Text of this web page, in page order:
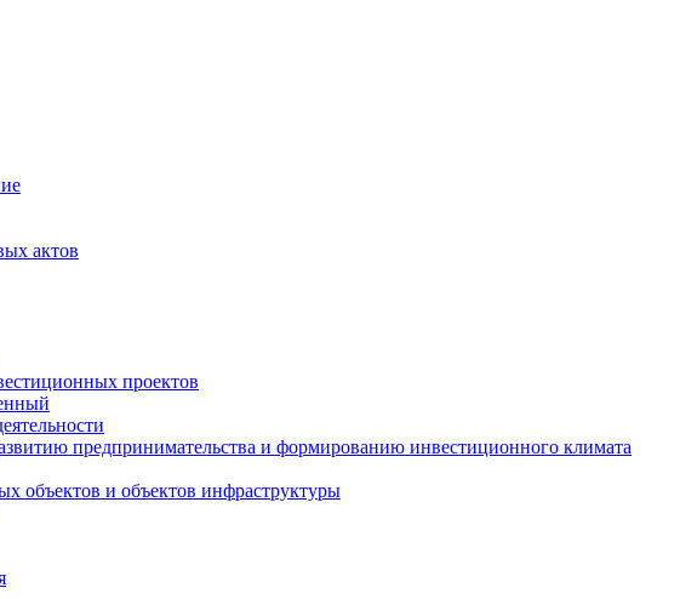
актов
проектов
предпринимательства и формированию инвестиционного климата
объектов и объектов инфраструктуры